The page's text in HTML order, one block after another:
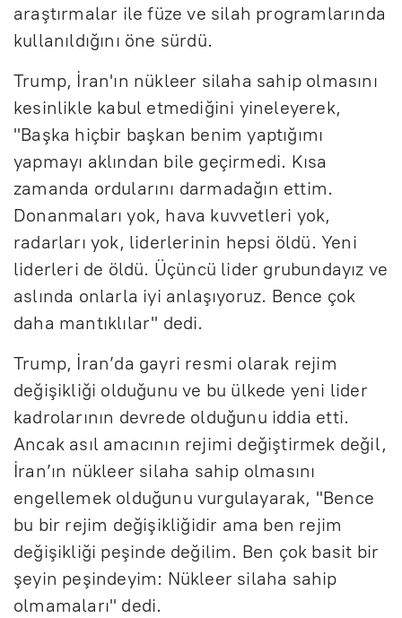
araştırmalar ile füze ve silah programlarında
kullanıldığını öne sürdü.
Trump, İran'ın nükleer silaha sahip olmasını
kesinlikle kabul etmediğini yineleyerek,
"Başka hiçbir başkan benim yaptığımı
yapmayı aklından bile geçirmedi. Kısa
zamanda ordularını darmadağın ettim.
Donanmaları yok, hava kuvvetleri yok,
radarları yok, liderlerinin hepsi öldü. Yeni
liderleri de öldü. Üçüncü lider grubundayız ve
aslında onlarla iyi anlaşıyoruz. Bence çok
daha mantıklılar" dedi.
Trump, İran’da gayri resmi olarak rejim
değişikliği olduğunu ve bu ülkede yeni lider
kadrolarının devrede olduğunu iddia etti.
Ancak asıl amacının rejimi değiştirmek değil,
İran’ın nükleer silaha sahip olmasını
engellemek olduğunu vurgulayarak, "Bence
bu bir rejim değişikliğidir ama ben rejim
değişikliği peşinde değilim. Ben çok basit bir
şeyin peşindeyim: Nükleer silaha sahip
olmamaları" dedi.